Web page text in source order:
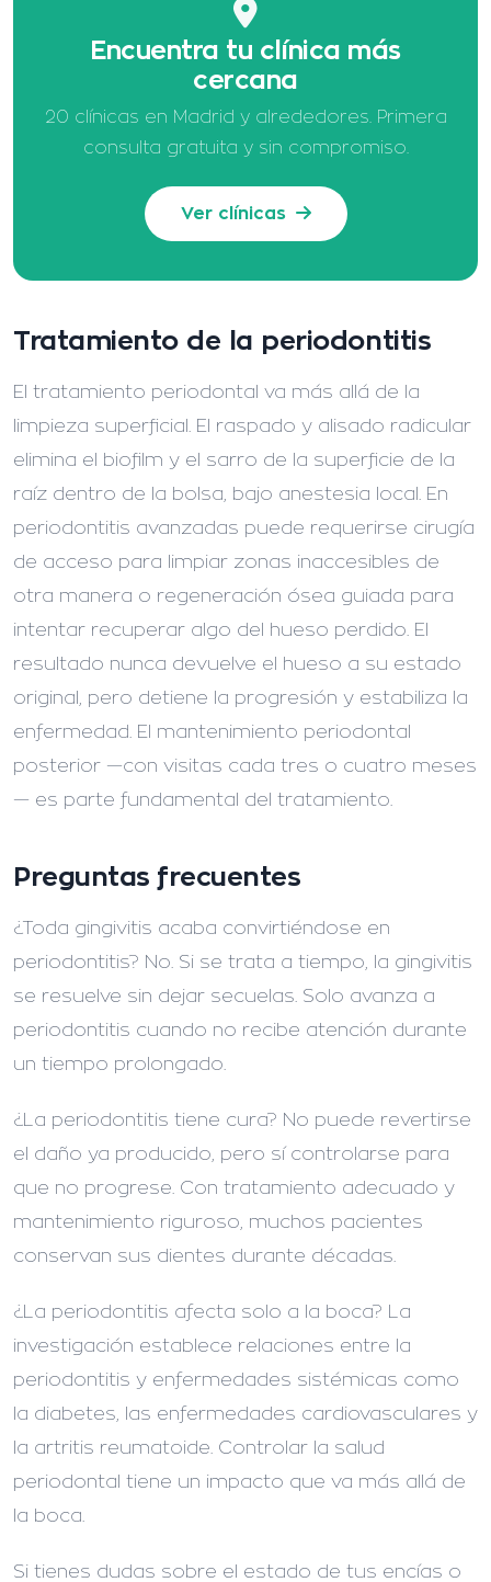
Encuentra tu clínica más
cercana
20 clínicas en Madrid y alrededores. Primera
consulta gratuita y sin compromiso.
Ver clínicas
Tratamiento de la periodontitis
El tratamiento periodontal va más allá de la
limpieza superficial. El raspado y alisado radicular
elimina el biofilm y el sarro de la superficie de la
raíz dentro de la bolsa, bajo anestesia local. En
periodontitis avanzadas puede requerirse cirugía
de acceso para limpiar zonas inaccesibles de
otra manera o regeneración ósea guiada para
intentar recuperar algo del hueso perdido. El
resultado nunca devuelve el hueso a su estado
original, pero detiene la progresión y estabiliza la
enfermedad. El mantenimiento periodontal
posterior —con visitas cada tres o cuatro meses
— es parte fundamental del tratamiento.
Preguntas frecuentes
¿Toda gingivitis acaba convirtiéndose en
periodontitis? No. Si se trata a tiempo, la gingivitis
se resuelve sin dejar secuelas. Solo avanza a
periodontitis cuando no recibe atención durante
un tiempo prolongado.
¿La periodontitis tiene cura? No puede revertirse
el daño ya producido, pero sí controlarse para
que no progrese. Con tratamiento adecuado y
mantenimiento riguroso, muchos pacientes
conservan sus dientes durante décadas.
¿La periodontitis afecta solo a la boca? La
investigación establece relaciones entre la
periodontitis y enfermedades sistémicas como
la diabetes, las enfermedades cardiovasculares y
la artritis reumatoide. Controlar la salud
periodontal tiene un impacto que va más allá de
la boca.
Si tienes dudas sobre el estado de tus encías o